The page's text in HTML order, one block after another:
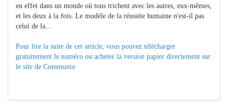
en effet dans un monde où tous trichent avec les autres, eux-mêmes,
et les deux à la fois. Le modèle de la réussite humaine n'est-il pas
celui de la...
Pour lire la suite de cet article, vous pouvez télécharger
gratuitement le numéro ou acheter la version papier directement sur
le site de Communio